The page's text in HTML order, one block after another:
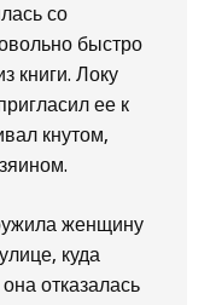
со
быстро
книги. Локу
ее к
кнутом,
женщину
куда
отказалась